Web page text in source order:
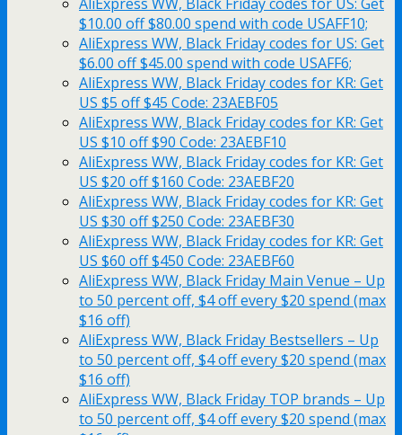
$10.00 off $80.00 spend with code USAFF10;
AliExpress WW, Black Friday codes for US: Get
$6.00 off $45.00 spend with code USAFF6;
AliExpress WW, Black Friday codes for KR: Get
US $5 off $45 Code: 23AEBF05
AliExpress WW, Black Friday codes for KR: Get
US $10 off $90 Code: 23AEBF10
AliExpress WW, Black Friday codes for KR: Get
US $20 off $160 Code: 23AEBF20
AliExpress WW, Black Friday codes for KR: Get
US $30 off $250 Code: 23AEBF30
AliExpress WW, Black Friday codes for KR: Get
US $60 off $450 Code: 23AEBF60
AliExpress WW, Black Friday Main Venue – Up
to 50 percent off, $4 off every $20 spend (max
$16 off)
AliExpress WW, Black Friday Bestsellers – Up
to 50 percent off, $4 off every $20 spend (max
$16 off)
AliExpress WW, Black Friday TOP brands – Up
to 50 percent off, $4 off every $20 spend (max